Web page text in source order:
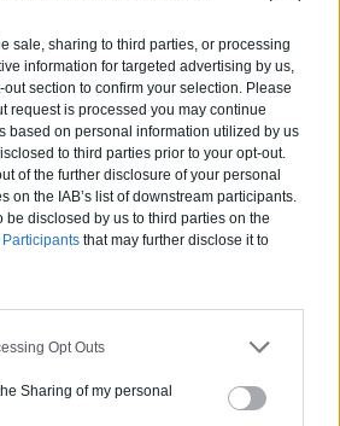
sale, sharing to third parties, or processing
information for targeted advertising by us,
section to confirm your selection. Please
request is processed you may continue
based on personal information utilized by us
to third parties prior to your opt-out.
of the further disclosure of your personal
on the IAB’s list of downstream participants.
be disclosed by us to third parties on the
Participants that may further disclose it to
Opt Outs
Sharing of my personal